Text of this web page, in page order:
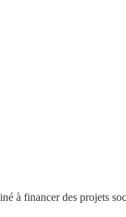
à financer des projets